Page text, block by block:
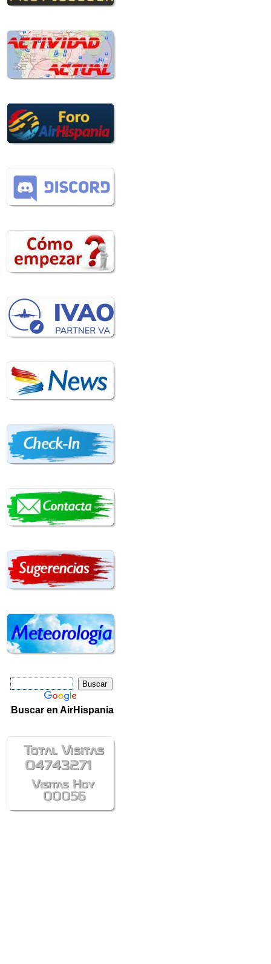
Buscar en AirHispania